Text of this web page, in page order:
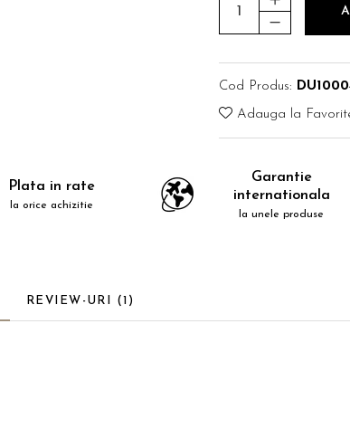
Cod Produs:
Adauga la
Plata in rate
la orice achizitie
Garantie
internationala
la unele produse
REVIEW-URI (1)